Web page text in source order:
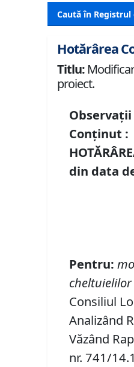
Caută în
Hotărârea
Titlu:
proiect.
Observații
Conținut :
din data
Pentru:
Consiliul
Analizând
Văzând
nr. 741/